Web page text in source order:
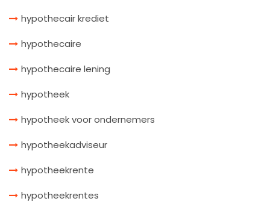
hypothecair krediet
hypothecaire
hypothecaire lening
hypotheek
hypotheek voor ondernemers
hypotheekadviseur
hypotheekrente
hypotheekrentes